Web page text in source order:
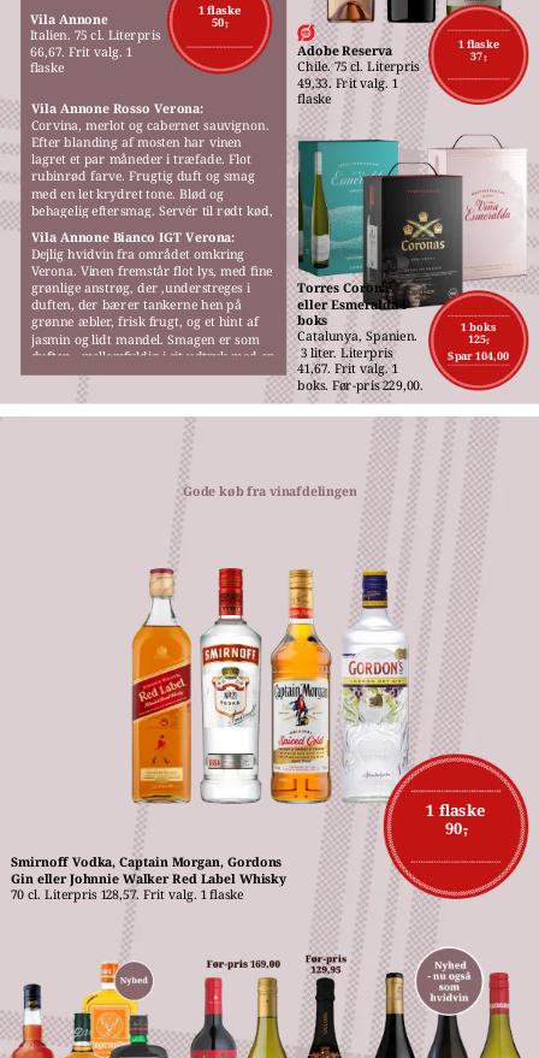
1 flaske
50,-
Vila Annone
Italien. 75 cl. Literpris
66,67. Frit valg. 1
flaske
1 flaske
37,-
Adobe Reserva
Chile. 75 cl. Literpris
49,33. Frit valg. 1
flaske
1 boks
125,-
Spar 104,00
Torres Coronas
eller Esmeralda i
boks
Catalunya, Spanien.
3 liter. Literpris
41,67. Frit valg. 1
boks. Før-pris 229,00.
Vila Annone Rosso Verona:
Corvina, merlot og cabernet sauvignon.
Efter blanding af mosten har vinen
lagret et par måneder i træfade. Flot
rubinrød farve. Frugtig duft og smag
med en let krydret tone. Blød og
behagelig eftersmag. Servér til rødt kød,
Vila Annone Bianco IGT Verona:
Dejlig hvidvin fra området omkring
Verona. Vinen fremstår flot lys, med fine
grønlige anstrøg, der ,understreges i
duften, der bærer tankerne hen på
grønne æbler, frisk frugt, og et hint af
jasmin og lidt mandel. Smagen er som
duften,  mellemfyldig i sit udtryk med en
behagelig blødhed.
1 flaske
90,-
Smirnoff Vodka, Captain Morgan, Gordons
Gin eller Johnnie Walker Red Label Whisky
70 cl. Literpris 128,57. Frit valg. 1 flaske
Gode køb fra vinafdelingen